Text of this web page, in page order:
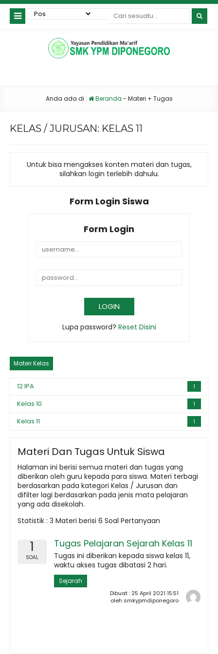
Anda ada di : Beranda - Materi + Tugas
KELAS / JURUSAN: KELAS 11
Untuk bisa mengakses konten materi dan tugas,
silahkan login terlebih dahulu.
Form Login Siswa
Form Login
Lupa password? Reset Disini
Materi Kelas
12 IPA 1
Kelas 10 1
Kelas 11 1
Materi Dan Tugas Untuk Siswa
Halaman ini berisi semua materi dan tugas yang
diberikan oleh guru kepada para siswa. Materi terbagi
berdasarkan pada kategori Kelas / Jurusan dan
difilter lagi berdasarkan pada jenis mata pelajaran
yang ada disekolah.
Statistik : 3 Materi berisi 6 Soal Pertanyaan
1
SOAL
Tugas Pelajaran Sejarah Kelas 11
Tugas ini diberikan kepada siswa kelas 11,
waktu akses tugas dibatasi 2 hari.
Sejarah
Dibuat : 25 April 2021 15:51
oleh smkypmdiponegoro